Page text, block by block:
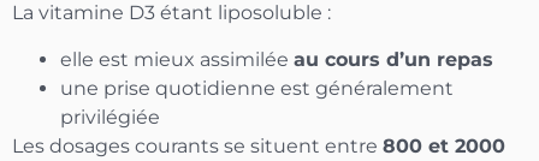
La vitamine D3 étant liposoluble :
elle est mieux assimilée au cours d’un repas
une prise quotidienne est généralement
privilégiée
Les dosages courants se situent entre 800 et 2000